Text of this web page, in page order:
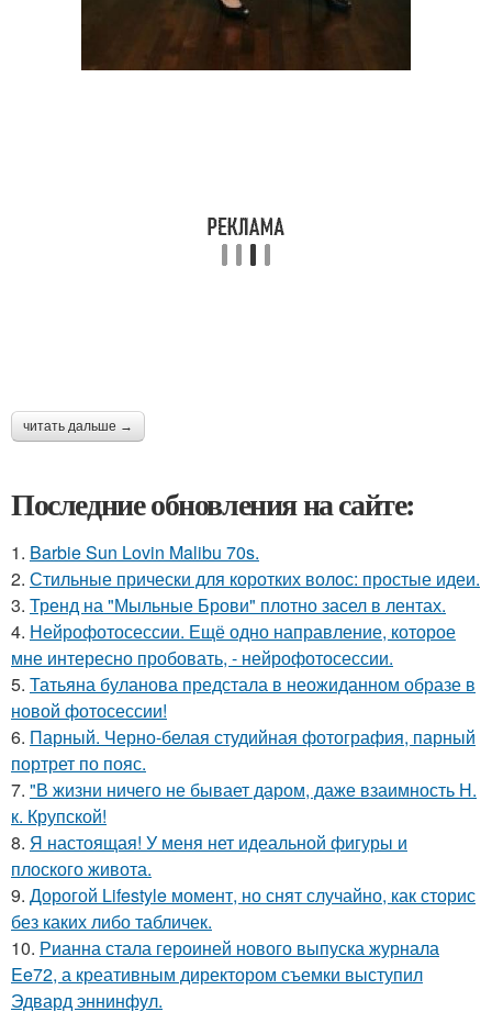
читать дальше →
Последние обновления на сайте:
1. Barbie Sun Lovin Malibu 70s.
2. Стильные прически для коротких волос: простые идеи.
3. Тренд на "Мыльные Брови" плотно засел в лентах.
4. Нейрофотосессии. Ещё одно направление, которое
мне интересно пробовать, - нейрофотосессии.
5. Татьяна буланова предстала в неожиданном образе в
новой фотосессии!
6. Парный. Черно-белая студийная фотография, парный
портрет по пояс.
7. "В жизни ничего не бывает даром, даже взаимность Н.
к. Крупской!
8. Я настоящая! У меня нет идеальной фигуры и
плоского живота.
9. Дорогой Lifestyle момент, но снят случайно, как сторис
без каких либо табличек.
10. Рианна стала героиней нового выпуска журнала
Ee72, а креативным директором съемки выступил
Эдвард эннинфул.